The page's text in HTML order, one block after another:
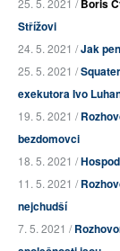
25. 5. 2021 /Boris
Střížovi
24. 5. 2021 /Jak
25. 5. 2021 /
exekutora Ivo
19. 5. 2021 /
bezdomovci
18. 5. 2021 /
11. 5. 2021 /
nejchudší
7. 5. 2021 /